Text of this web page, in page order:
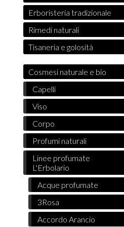
Erboristeria tradizionale
Rimedi naturali
Tisaneria e golosità
Cosmesi naturale e bio
Capelli
Viso
Corpo
Profumi naturali
Linee profumate
L'Erbolario
Acque profumate
3Rosa
Accordo Arancio